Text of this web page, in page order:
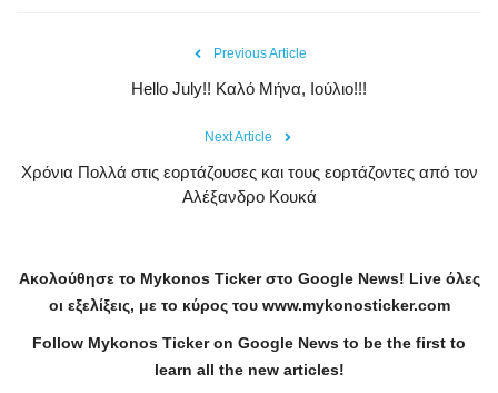
Previous Article
Hello July!! Καλό Μήνα, Ιούλιο!!!
Next Article
Χρόνια Πολλά στις εορτάζουσες και τους εορτάζοντες από τον
Αλέξανδρο Κουκά
Ακολούθησε το Mykonos Tickerστο Google News! Liveόλες
οι εξελίξεις, με το κύρος του www.mykonosticker.com
Follow Mykonos Ticker on Google News to be the first to
learn all the new articles!